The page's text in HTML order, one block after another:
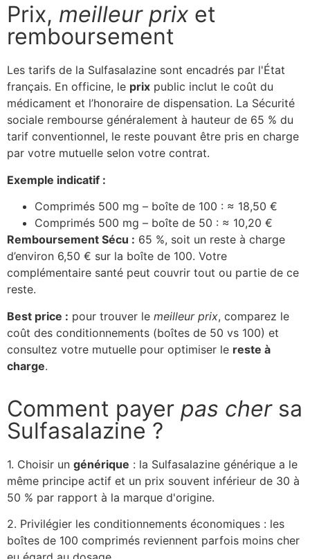
Prix, meilleur prix et
remboursement
Les tarifs de la Sulfasalazine sont encadrés par l'État
français. En officine, le prix public inclut le coût du
médicament et l’honoraire de dispensation. La Sécurité
sociale rembourse généralement à hauteur de 65 % du
tarif conventionnel, le reste pouvant être pris en charge
par votre mutuelle selon votre contrat.
Exemple indicatif :
Comprimés 500 mg – boîte de 100 : ≈ 18,50 €
Comprimés 500 mg – boîte de 50 : ≈ 10,20 €
Remboursement Sécu : 65 %, soit un reste à charge
d’environ 6,50 € sur la boîte de 100. Votre
complémentaire santé peut couvrir tout ou partie de ce
reste.
Best price : pour trouver le meilleur prix, comparez le
coût des conditionnements (boîtes de 50 vs 100) et
consultez votre mutuelle pour optimiser le reste à
charge.
Comment payer pas chersa
Sulfasalazine ?
1. Choisir un générique : la Sulfasalazine générique a le
même principe actif et un prix souvent inférieur de 30 à
50 % par rapport à la marque d'origine.
2. Privilégier les conditionnements économiques : les
boîtes de 100 comprimés reviennent parfois moins cher